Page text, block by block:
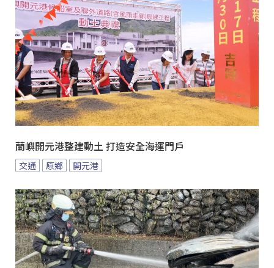
蘭嶼開元港整建動土 打造安全海運門戶
交通 原鄉 開元港